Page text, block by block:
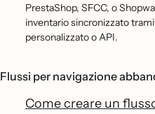
PrestaShop, SFCC, o
inventario sincronizzato
personalizzato o API.
Flussi per navigazione
Come creare un